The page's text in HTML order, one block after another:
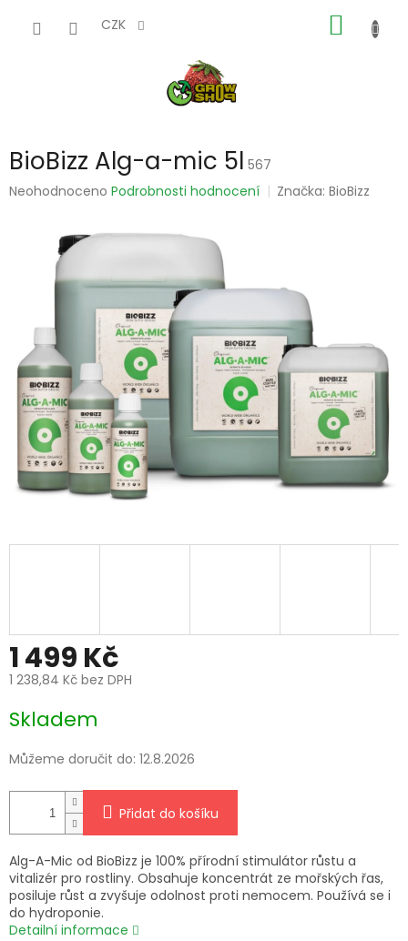
CZK
KOŠÍK
BioBizz Alg-a-mic 5l 567
Průměrné
Neohodnoceno Podrobnosti hodnocení Značka:BioBizz
1 499 Kč
1 238,84 Kč bez DPH
cena:
Skladem
Můžeme doručit do: 12.8.2026
Přidat do košíku
Alg-A-Mic od BioBizz je 100% přírodní stimulátor růstu a
vitalizér pro rostliny. Obsahuje koncentrát ze mořských řas,
posiluje růst a zvyšuje odolnost proti nemocem. Používá se i
do hydroponie.
Detailní informace